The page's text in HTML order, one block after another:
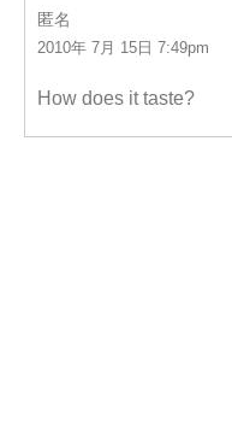
匿名
2010年 7月 15日 7:49pm
How does it taste?